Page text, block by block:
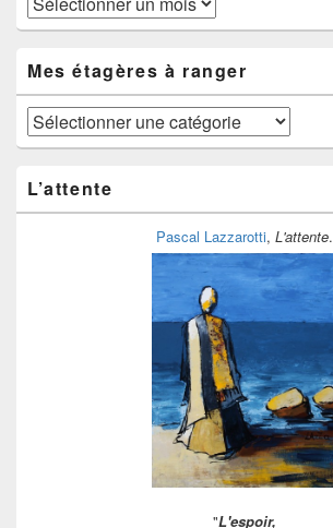
fil
temps
Mes étagères à ranger
Mes
étagères
ranger
L’attente
Pascal Lazzarotti, L'attente.
"L'espoir,